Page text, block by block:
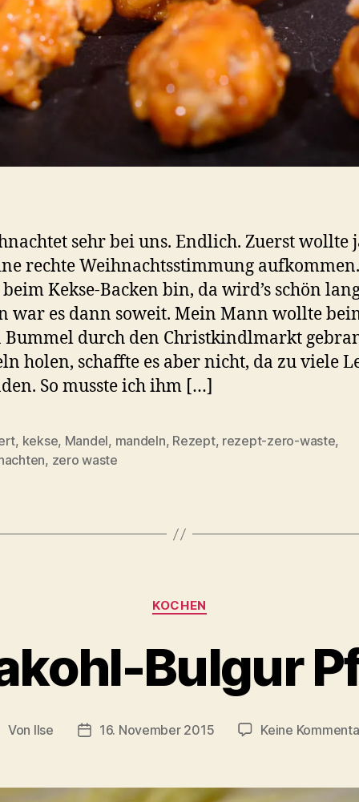
sehr bei uns. Endlich. Zuerst wollte
rechte Weihnachtsstimmung
Kekse-Backen bin, da wird’s schön
war es dann soweit. Mein Mann wollte
Bummel durch den Christkindlmarkt
holen, schaffte es aber nicht, da zu viele
So musste ich ihm […]
, kekse, Mandel, mandeln, Rezept, rezept-zero-waste,
, zero waste
Kategorien
KOCHEN
Bulgur
Von Ilse Beitragsdatum
16. November 2015 Keine